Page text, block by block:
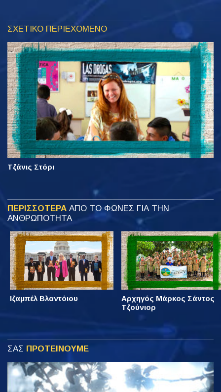
ΣΧΕΤΙΚΟ ΠΕΡΙΕΧΟΜΕΝΟ
Τζάνις Στόρι
ΠΕΡΙΣΣΟΤΕΡΑ ΑΠΟ ΤΟ ΦΩΝΕΣ ΓΙΑ ΤΗΝ
ΑΝΘΡΩΠΟΤΗΤΑ
Ιζαμπέλ Βλαντόιου
Αρχηγός Μάρκος Σάντος
Τζούνιορ
ΣΑΣ ΠΡΟΤΕΙΝΟΥΜΕ